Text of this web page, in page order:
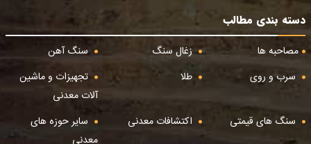
دسته بندی مطالب
مصاحبه ها
زغال سنگ
سنگ آهن
سرب و روی
طلا
تجهیزات و ماشین
آلات معدنی
سنگ های قیمتی
اکتشافات معدنی
سایر حوزه های
معدنی